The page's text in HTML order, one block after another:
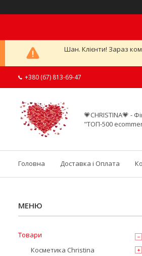
Шан. Клієнти! Зараз
+380 (67) 813-69-47
💗CHRISTINA💗 -
"ТОП-500
Головна Доставка і Оплата
Товари
Косметика Christina